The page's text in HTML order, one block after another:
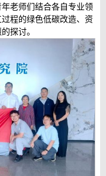
老师们结合各自专业领
程的绿色低碳改造、资
探讨。